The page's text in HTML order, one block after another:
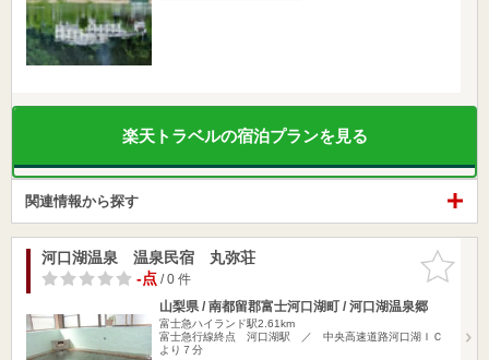
楽天トラベルの宿泊プランを見る
関連情報から探す
お気に入
りに追加
河口湖温泉 温泉民宿 丸弥荘
-点/ 0 件
山梨県 / 南都留郡富士河口湖町 / 河口湖温泉郷
富士急ハイランド駅2.61km
富士急行線終点 河口湖駅 ／ 中央高速道路河口湖ＩＣ
より７分